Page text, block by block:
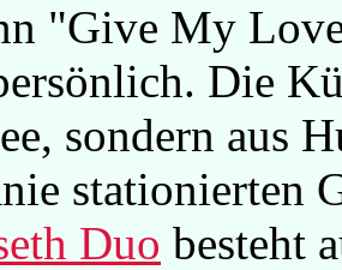
"Give My
Die
sondern aus
stationierten
Duo besteht